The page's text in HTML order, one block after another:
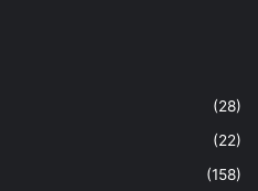
(28)
(22)
(158)